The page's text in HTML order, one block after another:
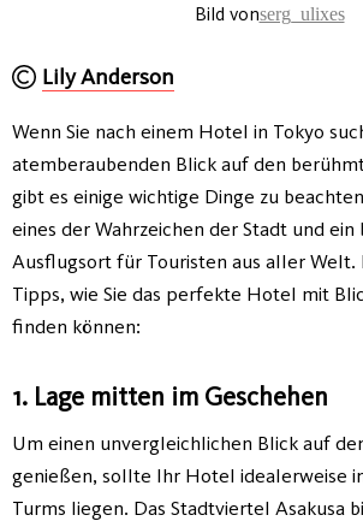
Bild vonserg_ulixes
Lily Anderson
Wenn Sie nach einem Hotel in Tokyo
atemberaubenden Blick auf den
gibt es einige wichtige Dinge zu
eines der Wahrzeichen der Stadt und
Ausflugsort für Touristen aus aller Welt.
Tipps, wie Sie das perfekte Hotel mit
finden können:
1. Lage mitten im Geschehen
Um einen unvergleichlichen Blick auf
genießen, sollte Ihr Hotel idealerweise
Turms liegen. Das Stadtviertel Asakusa